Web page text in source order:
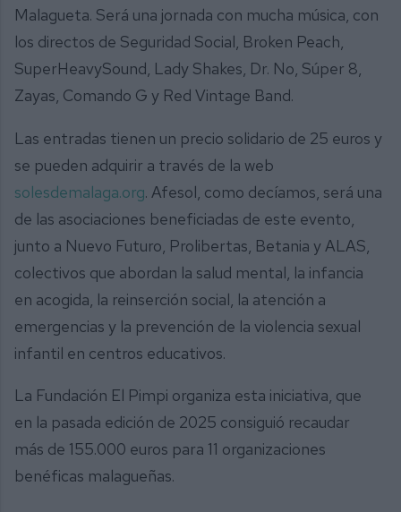
Malagueta. Será una jornada con mucha música, con
los directos de Seguridad Social, Broken Peach,
SuperHeavySound, Lady Shakes, Dr. No, Súper 8,
Zayas, Comando G y Red Vintage Band.
Las entradas tienen un precio solidario de 25 euros y
se pueden adquirir a través de la web
solesdemalaga.org. Afesol, como decíamos, será una
de las asociaciones beneficiadas de este evento,
junto a Nuevo Futuro, Prolibertas, Betania y ALAS,
colectivos que abordan la salud mental, la infancia
en acogida, la reinserción social, la atención a
emergencias y la prevención de la violencia sexual
infantil en centros educativos.
La Fundación El Pimpi organiza esta iniciativa, que
en la pasada edición de 2025 consiguió recaudar
más de 155.000 euros para 11 organizaciones
benéficas malagueñas.